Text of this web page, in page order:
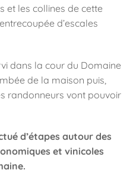
et les collines de cette
d’escales
dans la cour du Domaine
de la maison puis,
randonneurs vont pouvoir
d’étapes autour des
et vinicoles